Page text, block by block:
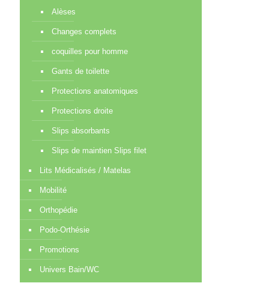
Alèses
Changes complets
coquilles pour homme
Gants de toilette
Protections anatomiques
Protections droite
Slips absorbants
Slips de maintien Slips filet
Lits Médicalisés / Matelas
Mobilité
Orthopédie
Podo-Orthésie
Promotions
Univers Bain/WC